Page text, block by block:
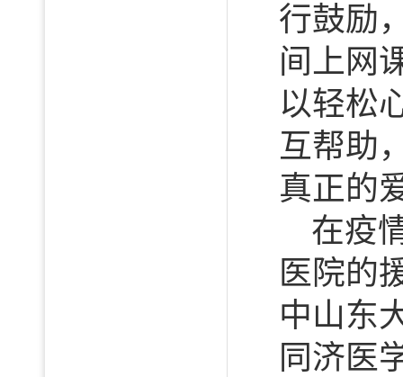
行鼓励
间上网
以轻松
互帮助
真正的
在疫
医院的
中山东
同济医